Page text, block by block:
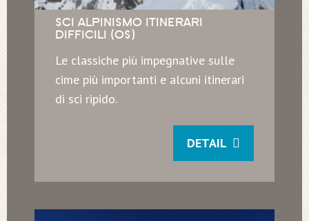
SCI ALPINISMO ITINERARI
DIFFICILI (OS)
Le classiche più impegnative sulle
cime più importanti e alcuni itinerari
di sci ripido.
DETAIL